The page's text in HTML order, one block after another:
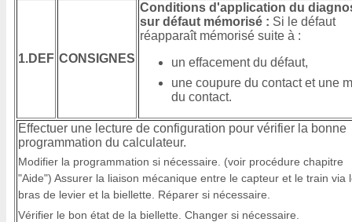
1.DEF CONSIGNES
Conditions d'application du
sur défaut mémorisé : Si le défaut
réapparaît mémorisé suite à :
un effacement du défaut,
une coupure du contact et une
du contact.
Effectuer une lecture de configuration pour vérifier la bonne
programmation du calculateur.
Modifier la programmation si nécessaire. (voir procédure chapitre
"Aide") Assurer la liaison mécanique entre le capteur et le train via
bras de levier et la biellette. Réparer si nécessaire.
Vérifier le bon état de la biellette. Changer si nécessaire.